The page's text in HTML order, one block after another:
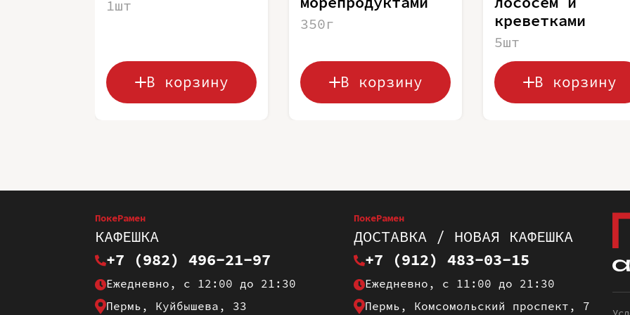
1шт
В корзину
350г
В корзину
креветками
5шт
В корзину
ПокеРамен
КАФЕШКА
+7 (982) 496-21-97
Ежедневно, с 12:00 до 21:30
Пермь, Куйбышева, 33
ПокеРамен
ДОСТАВКА / НОВАЯ КАФЕШКА
+7 (912) 483-03-15
Ежедневно, с 11:00 до 21:30
Пермь, Комсомольский проспект, 7